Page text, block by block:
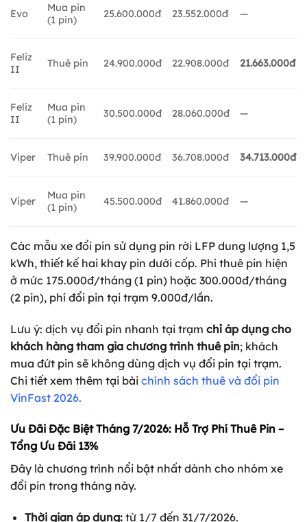
Evo
Mua pin
(1 pin)
25.600.000đ 23.552.000đ —
Feliz
II
Thuê pin 24.900.000đ 22.908.000đ 21.663.000đ
Feliz
II
Mua pin
(1 pin)
30.500.000đ 28.060.000đ —
Viper Thuê pin 39.900.000đ 36.708.000đ 34.713.000đ
Viper
Mua pin
(1 pin)
45.500.000đ 41.860.000đ —
Các mẫu xe đổi pin sử dụng pin rời LFP dung lượng 1,5
kWh, thiết kế hai khay pin dưới cốp. Phí thuê pin hiện
ở mức 175.000đ/tháng (1 pin) hoặc 300.000đ/tháng
(2 pin), phí đổi pin tại trạm 9.000đ/lần.
Lưu ý: dịch vụ đổi pin nhanh tại trạm chỉ áp dụng cho
khách hàng tham gia chương trình thuê pin; khách
mua đứt pin sẽ không dùng dịch vụ đổi pin tại trạm.
Chi tiết xem thêm tại bài chính sách thuê và đổi pin
VinFast 2026.
Ưu Đãi Đặc Biệt Tháng 7/2026: Hỗ Trợ Phí Thuê Pin –
Tổng Ưu Đãi 13%
Đây là chương trình nổi bật nhất dành cho nhóm xe
đổi pin trong tháng này.
Thời gian áp dụng:từ 1/7 đến 31/7/2026.